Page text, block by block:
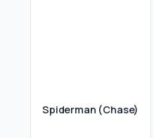
Spiderman (Chase)